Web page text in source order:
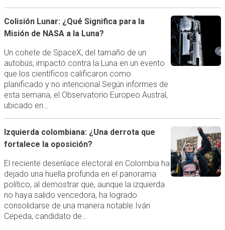
Colisión Lunar: ¿Qué Significa para la
Misión de NASA a la Luna?
Un cohete de SpaceX, del tamaño de un
autobús, impactó contra la Luna en un evento
que los científicos calificaron como
planificado y no intencional.Según informes de
esta semana, el Observatorio Europeo Austral,
ubicado en…
Izquierda colombiana: ¿Una derrota que
fortalece la oposición?
El reciente desenlace electoral en Colombia ha
dejado una huella profunda en el panorama
político, al demostrar que, aunque la izquierda
no haya salido vencedora, ha logrado
consolidarse de una manera notable.Iván
Cepeda, candidato de…